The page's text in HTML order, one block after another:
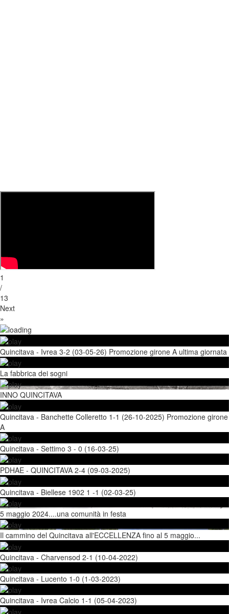
1
/
13
Next
»
Quincitava - Ivrea 3-2 (03-05-26) Promozione girone A ultima giornata
La fabbrica dei sogni
INNO QUINCITAVA
Quincitava - Banchette Colleretto 1-1 (26-10-2025) Promozione girone
A
Quincitava - Settimo 3 - 0 (16-03-25)
PDHAE - QUINCITAVA 2-4 (09-03-2025)
Quincitava - Biellese 1902 1 -1 (02-03-25)
5 maggio 2024....una comunità in festa
Il cammino del Quincitava all'ECCELLENZA fino al 5 maggio...
Quincitava - Charvensod 2-1 (10-04-2022)
Quincitava - Lucento 1-0 (1-03-2023)
Quincitava - Ivrea Calcio 1-1 (05-04-2023)